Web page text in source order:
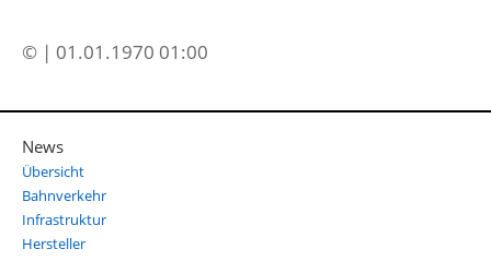
© | 01.01.1970 01:00
News
Übersicht
Bahnverkehr
Infrastruktur
Hersteller